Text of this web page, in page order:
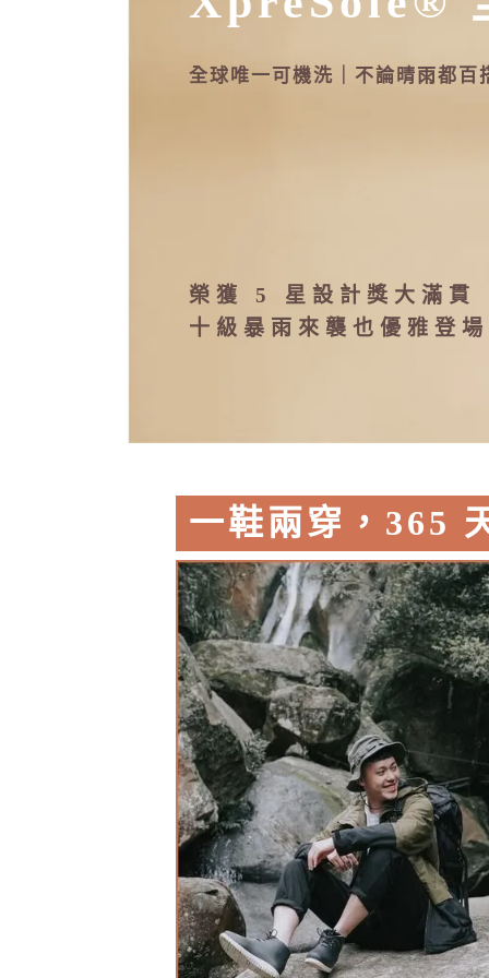
全球唯一可機洗｜不論晴雨都百
榮獲 5 星設計獎大滿貫
十級暴雨來襲也優雅登
一鞋兩穿，365